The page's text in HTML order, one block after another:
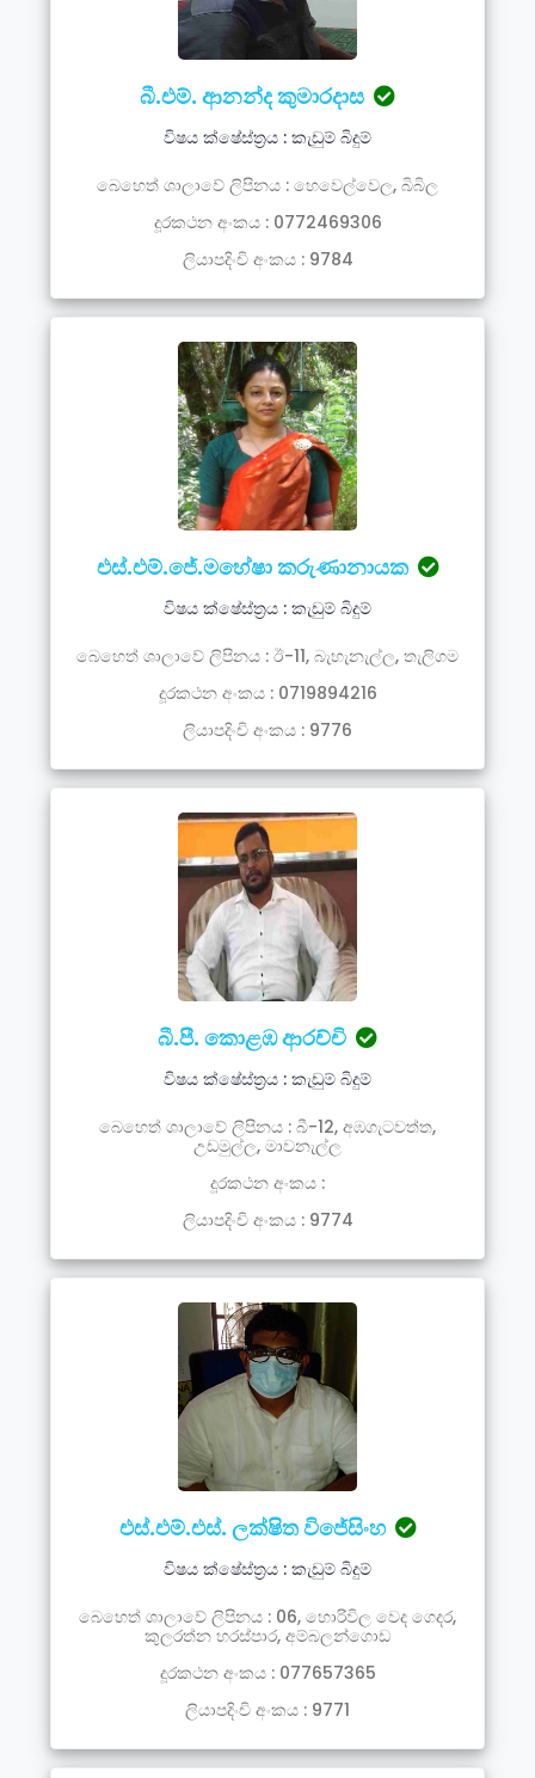
බී.එම්. ආනන්ද කුමාරදාස
විෂය ක්ෂේස්ත්‍රය : කැඩුම් බිදුම්
බෙහෙත් ශාලාවේ ලිපිනය : හෙවෙල්වෙල, බිබිල
දූරකථන අංකය : 0772469306
ලියාපදිංචි අංකය : 9784
එස්.එම්.ජේ.මහේෂා කරුණානායක
විෂය ක්ෂේස්ත්‍රය : කැඩුම් බිදුම්
බෙහෙත් ශාලාවේ ලිපිනය : ඊ-11, බැහැනැල්ල, තැලිගම
දූරකථන අංකය : 0719894216
ලියාපදිංචි අංකය : 9776
බී.පී. කොළඹ ආරච්චි
විෂය ක්ෂේස්ත්‍රය : කැඩුම් බිදුම්
බෙහෙත් ශාලාවේ ලිපිනය : බී-12, අඹගැටවත්ත,
උඩමුල්ල, මාවනැල්ල
දූරකථන අංකය :
ලියාපදිංචි අංකය : 9774
එස්.එම්.එස්. ලක්ෂිත විජේසිංහ
විෂය ක්ෂේස්ත්‍රය : කැඩුම් බිදුම්
බෙහෙත් ශාලාවේ ලිපිනය : 06, හොරිවිල වෙද ගෙදර,
කුලරත්න හරස්පාර, අම්බලන්ගොඩ
දූරකථන අංකය : 077657365
ලියාපදිංචි අංකය : 9771